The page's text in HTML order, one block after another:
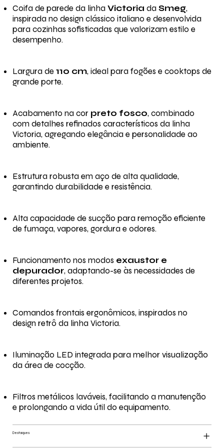
Coifa de parede da linha Victoria da Smeg,
inspirada no design clássico italiano e desenvolvida
para cozinhas sofisticadas que valorizam estilo e
desempenho.
Largura de 110 cm, ideal para fogões e cooktops de
grande porte.
Acabamento na cor preto fosco, combinado
com detalhes refinados característicos da linha
Victoria, agregando elegância e personalidade ao
ambiente.
Estrutura robusta em aço de alta qualidade,
garantindo durabilidade e resistência.
Alta capacidade de sucção para remoção eficiente
de fumaça, vapores, gordura e odores.
Funcionamento nos modos exaustor e
depurador, adaptando-se às necessidades de
diferentes projetos.
Comandos frontais ergonômicos, inspirados no
design retrô da linha Victoria.
Iluminação LED integrada para melhor visualização
da área de cocção.
Filtros metálicos laváveis, facilitando a manutenção
e prolongando a vida útil do equipamento.
Destaques